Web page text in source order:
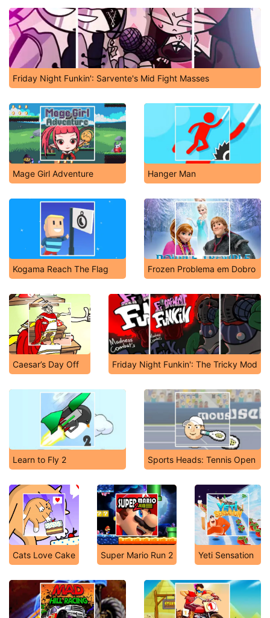
Friday Night Funkin': Sarvente's Mid Fight Masses
Mage Girl Adventure Hanger Man
Kogama Reach The Flag Frozen Problema em Dobro
Caesar’s Day Off Friday Night Funkin': The Tricky Mod
Learn to Fly 2 Sports Heads: Tennis Open
Cats Love Cake Super Mario Run 2 Yeti Sensation